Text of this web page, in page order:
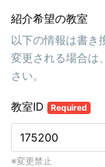
紹介希望の教室
以下の情報は書き
変更される場合は
さい。
教室ID Required
※変更禁止